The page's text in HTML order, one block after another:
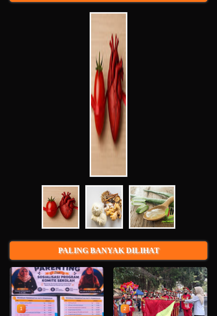
PALING BANYAK DILIHAT
1 2